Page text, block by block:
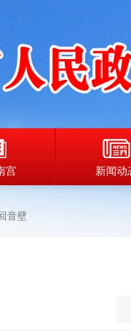
宫 新闻动
音壁